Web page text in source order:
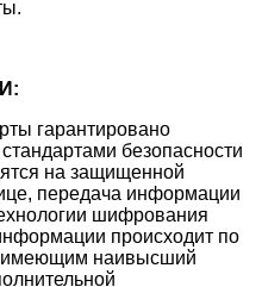
гарантировано
безопасности
на защищенной
передача информации
шифрования
происходит по
имеющим наивысший